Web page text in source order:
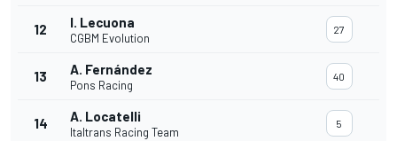
12 I. Lecuona
CGBM Evolution
27
13 A. Fernández
Pons Racing
40
14 A. Locatelli
Italtrans Racing Team
5